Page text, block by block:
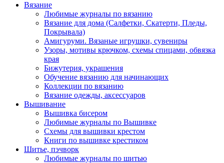
Вязание
Любимые журналы по вязанию
Вязание для дома (Салфетки, Скатерти, Пледы,
Покрывала)
Амигуруми. Вязаные игрушки, сувениры
Узоры, мотивы крючком, схемы спицами, обвязка
края
Бижутерия, украшения
Обучение вязанию для начинающих
Коллекции по вязанию
Вязание одежды, аксессуаров
Вышивание
Вышивка бисером
Любимые журналы по Вышивке
Схемы для вышивки крестом
Книги по вышивке крестиком
Шитье, пэчворк
Любимые журналы по шитью